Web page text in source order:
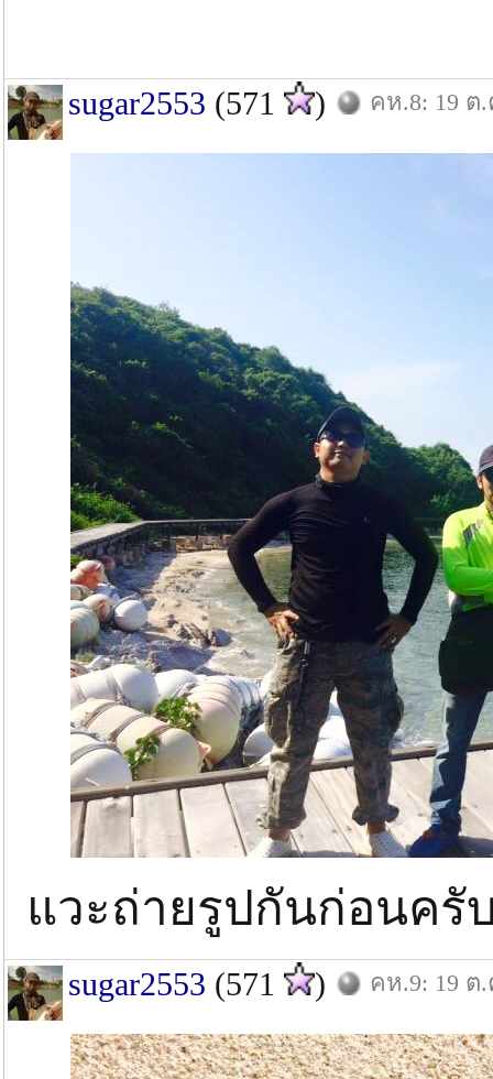
sugar2553 (571 ) คห.8: 19 ต.
แวะถ่ายรูปกันก่อนครั
sugar2553 (571 ) คห.9: 19 ต.